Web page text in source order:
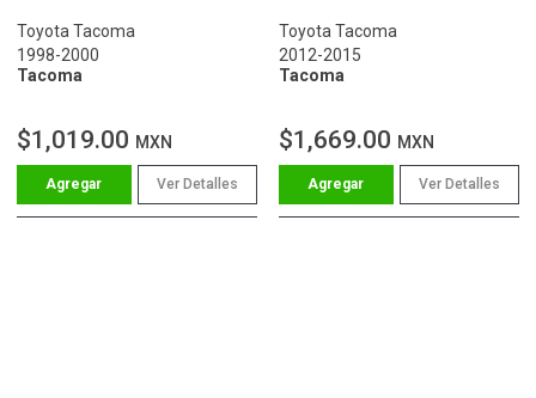
Toyota Tacoma
1998-2000
Tacoma
$1,019.00 MXN
Ver Detalles
Toyota Tacoma
2012-2015
Tacoma
$1,669.00 MXN
Ver Detalles